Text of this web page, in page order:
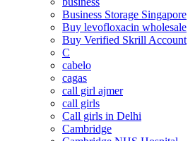
Business Storage Singapore
Buy levofloxacin wholesale
Buy Verified Skrill Account
C
cabelo
cagas
call girl ajmer
call girls
Call girls in Delhi
Cambridge